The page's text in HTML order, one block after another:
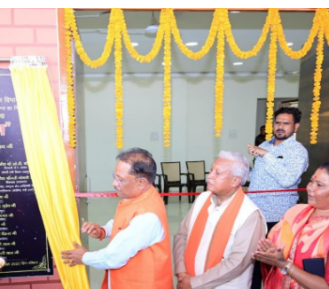
मुख्यमंत्री
देव
साय
ने
बगिया
में
72
लाख
की
लागत
से
निर्मित
हेलीपैड
लाउन्ज
का
किया
शुभारंभ…